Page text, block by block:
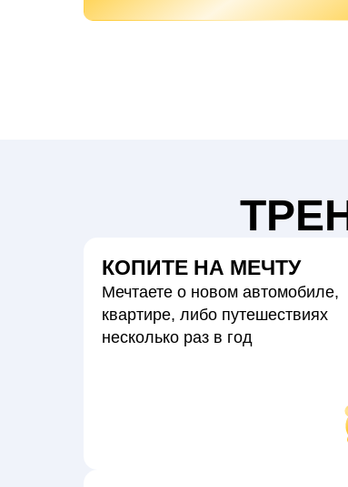
КОПИТЕ НА МЕЧТУ
Мечтаете о новом автомобиле,
квартире, либо путешествиях
несколько раз в год